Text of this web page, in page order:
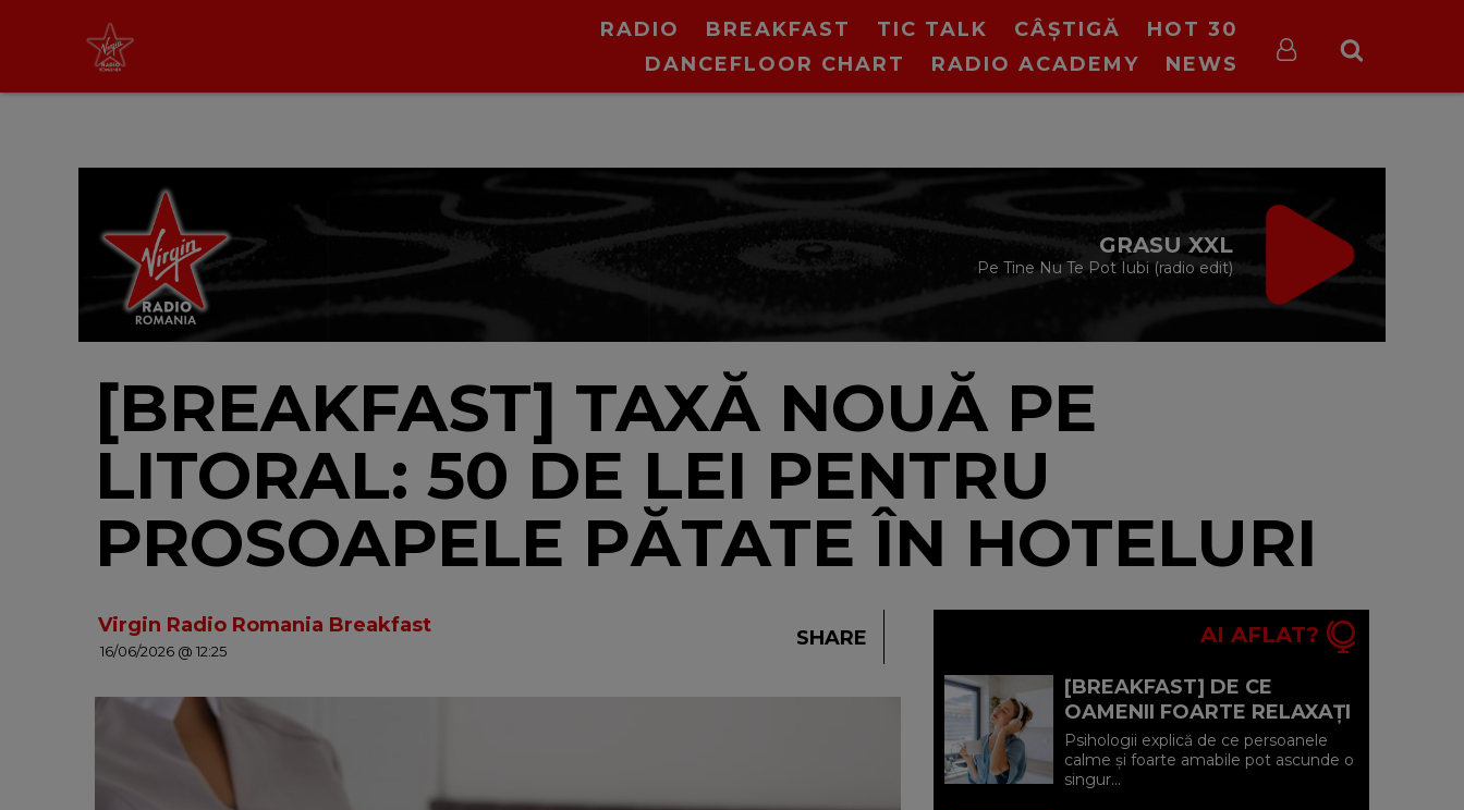
RADIO BREAKFAST TIC TALK CÂȘTIGĂ
HOT 30
DANCEFLOOR CHART
RADIO ACADEMY NEWS
DRIVE TIME
cu Silviu Andrei
[BREAKFAST] TAXĂ NOUĂ PE
LITORAL: 50 DE LEI PENTRU
PROSOAPELE PĂTATE ÎN HOTELURI
Virgin Radio Romania Breakfast
16/06/2026 @ 12:25
SHARE AI AFLAT?
[BREAKFAST] DE CE
OAMENII FOARTE RELAXAȚI
SUNT, UNEORI, CEI MAI
SINGURI?
Psihologii explică de ce persoanele
calme și foarte amabile pot ascunde o
singur...